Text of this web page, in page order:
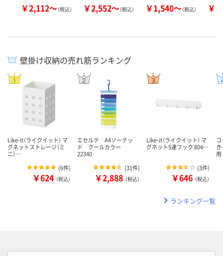
￥2,112～（税込） ￥2,552～（税込） ￥1,540～（税込） ￥
壁掛け収納の売れ筋ランキング
Like-it（ライクイット） マ
グネットストレージ（ミ
ニ）…
(6件)
￥624 （税込）
エセルテ A4ソーテッ
ド クールカラー
22340
(31件)
￥2,888 （税込）
Like-it（ライクイット） マ
グネット5連フック 804…
(3件)
￥646 （税込）
ランキング一覧